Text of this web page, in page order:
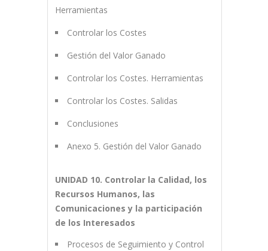
Herramientas
Controlar los Costes
Gestión del Valor Ganado
Controlar los Costes. Herramientas
Controlar los Costes. Salidas
Conclusiones
Anexo 5. Gestión del Valor Ganado
UNIDAD 10. Controlar la Calidad, los
Recursos Humanos, las
Comunicaciones y la participación
de los Interesados
Procesos de Seguimiento y Control